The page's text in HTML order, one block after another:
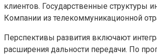
клиентов. Государственные структуры
Компании из телекоммуникационной
Перспективы развития включают
расширения дальности передачи. По